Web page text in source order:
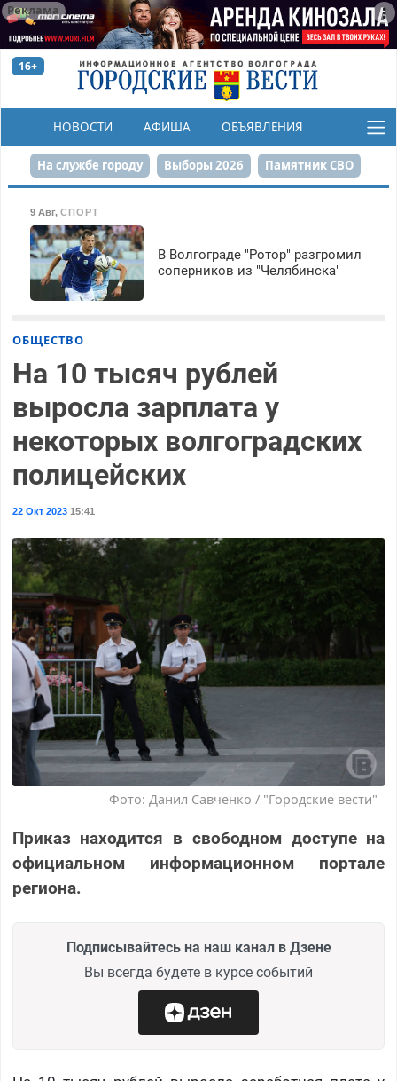
Реклама
16+
НОВОСТИ АФИША ОБЪЯВЛЕНИЯ
КОНКУРСЫ
На службе городу Выборы 2026 Памятник СВО
Набережная День Победы
80-летие Победы Парк Героев-летчиков
9 Авг, СПОРТ
В Волгограде "Ротор" разгромил
соперников из "Челябинска"
ОБЩЕСТВО
На 10 тысяч рублей
выросла зарплата у
некоторых волгоградских
полицейских
22 Окт 202315:41
Фото: Данил Савченко / "Городские вести"
Приказ находится в свободном доступе на
официальном информационном портале
региона.
Подписывайтесь на наш канал в Дзене
Вы всегда будете в курсе событий